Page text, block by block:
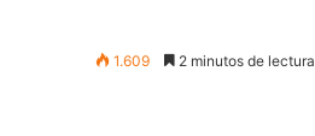
1.609 2 minutos de lectura